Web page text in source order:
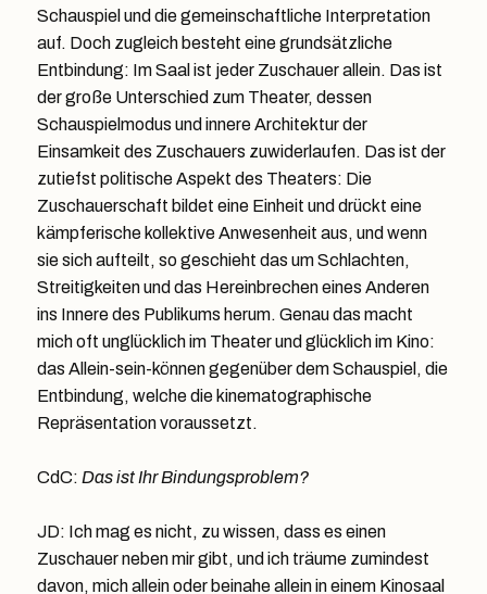
Schauspiel und die gemeinschaftliche Interpretation
auf. Doch zugleich besteht eine grundsätzliche
Entbindung: Im Saal ist jeder Zuschauer allein. Das ist
der große Unterschied zum Theater, dessen
Schauspielmodus und innere Architektur der
Einsamkeit des Zuschauers zuwiderlaufen. Das ist der
zutiefst politische Aspekt des Theaters: Die
Zuschauerschaft bildet eine Einheit und drückt eine
kämpferische kollektive Anwesenheit aus, und wenn
sie sich aufteilt, so geschieht das um Schlachten,
Streitigkeiten und das Hereinbrechen eines Anderen
ins Innere des Publikums herum. Genau das macht
mich oft unglücklich im Theater und glücklich im Kino:
das Allein-sein-können gegenüber dem Schauspiel, die
Entbindung, welche die kinematographische
Repräsentation voraussetzt.
CdC: Das ist Ihr Bindungsproblem?
JD: Ich mag es nicht, zu wissen, dass es einen
Zuschauer neben mir gibt, und ich träume zumindest
davon, mich allein oder beinahe allein in einem Kinosaal